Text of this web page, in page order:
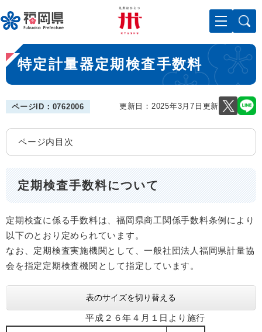
ー
ジ
先
頭
で
メニューを飛ばして本文へ
本
文
特定計量器定期検査手数料
ページID：0762006 更新日：2025年3月7日更新
ページ内目次
定期検査手数料について
定期検査に係る手数料は、福岡県商工関係手数料条例により
以下のとおり定められています。
なお、定期検査実施機関として、一般社団法人福岡県計量協
会を指定定期検査機関として指定しています。
表のサイズを切り替える
平成２６年４月１日より施行